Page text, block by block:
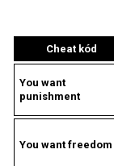
Cheat kód
You want
punishment
You want freedom